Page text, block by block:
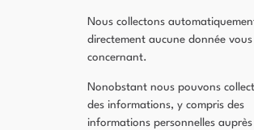
Nous collectons
directement aucune donnée vous
concernant.
Nonobstant nous pouvons
des informations, y compris des
informations personnelles auprès